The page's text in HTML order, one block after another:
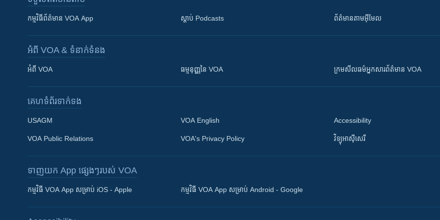
Khmer English
កម្មវិធី​ព័ត៌មាន VOA App ស្តាប់ Podcasts ព័ត៌មាន​តាម​អ៊ីមែល
អំពី​ VOA & ទំនាក់ទំនង
អំពី​ VOA ធម្មនុញ្ញ​នៃ VOA ក្រម​​​សីលធម៌​​​អ្នក​​​សារព័ត៌មាន VOA
គេហទំព័រ​​ទាក់ទង
USAGM
VOA Public Relations
VOA English
VOA's Privacy Policy
Accessibility
វិទ្យុ​អាស៊ី​សេរី
ទាញយក​ App ផ្សេងៗ​របស់​ VOA
កម្មវិធី​ VOA App សម្រាប់ iOS - Apple កម្មវិធី​ VOA App សម្រាប់ Android - Google